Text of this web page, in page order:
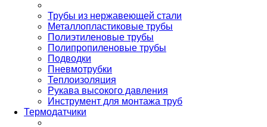
Трубы из нержавеющей стали
Металлопластиковые трубы
Полиэтиленовые трубы
Полипропиленовые трубы
Подводки
Пневмотрубки
Теплоизоляция
Рукава высокого давления
Инструмент для монтажа труб
Термодатчики